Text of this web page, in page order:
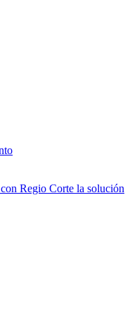
Regio Corte la solución